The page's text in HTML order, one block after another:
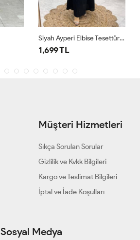
Siyah Ayperi Elbise Tesettür Giyim
1,699 TL
Müşteri Hizmetleri
Sıkça Sorulan Sorular
Gizlilik ve Kvkk Bilgileri
Kargo ve Teslimat Bilgileri
İptal ve İade Koşulları
Sosyal Medya